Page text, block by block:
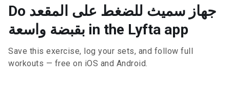
Do جهاز سميث للضغط على المقعد
بقبضة واسعة in the Lyfta app
Save this exercise, log your sets, and follow full
workouts — free on iOS and Android.